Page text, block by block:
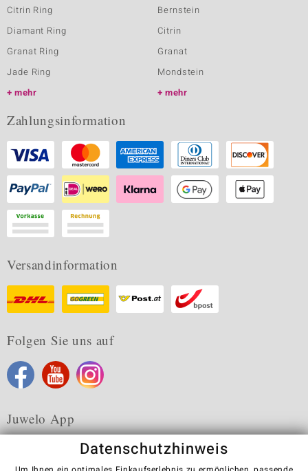
Citrin Ring
Diamant Ring
Granat Ring
Jade Ring
mehr
Bernstein
Citrin
Granat
Mondstein
mehr
Zahlungsinformation
Versandinformation
Folgen Sie uns auf
Juwelo App
Datenschutzhinweis